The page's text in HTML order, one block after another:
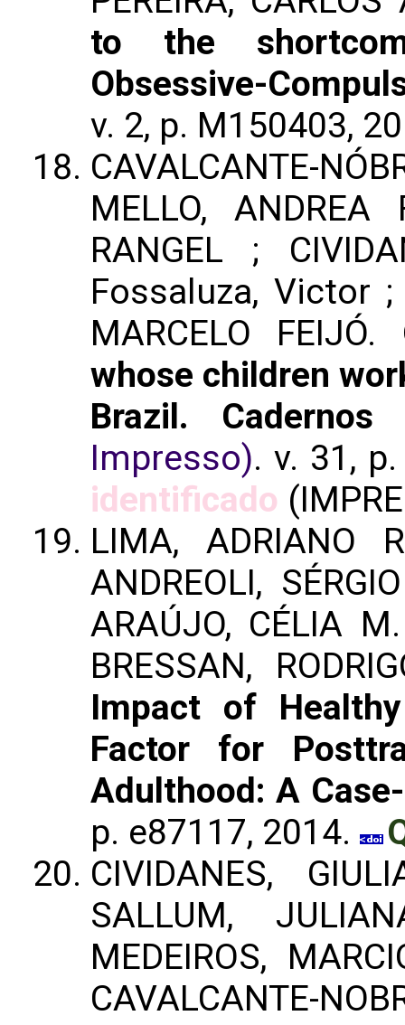
to the
Obsessive-
v. 2, p. M150403,
CAVALCANTE-
MELLO,
RANGEL ;
Fossaluza, Victor ;
MARCELO FEIJÓ.
whose children
Brazil.
Impresso). v. 31,
identificado
LIMA, ADRIANO
ANDREOLI,
ARAÚJO, CÉLIA
BRESSAN,
Impact of
Factor for
Adulthood: A
p. e87117, 2014.
CIVIDANES,
SALLUM,
MEDEIROS,
CAVALCANTE-